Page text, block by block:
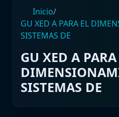
Inicio/
GU XED A PARA EL
SISTEMAS DE
GU XED A
SISTEMAS DE